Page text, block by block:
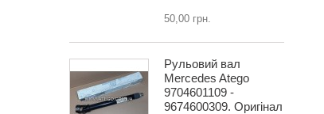
50,00 грн.
Рульовий вал
Mercedes Atego
9704601109 -
9674600309. Оригінал